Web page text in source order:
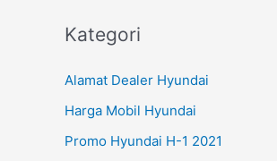
Kategori
Alamat Dealer Hyundai
Harga Mobil Hyundai
Promo Hyundai H-1 2021